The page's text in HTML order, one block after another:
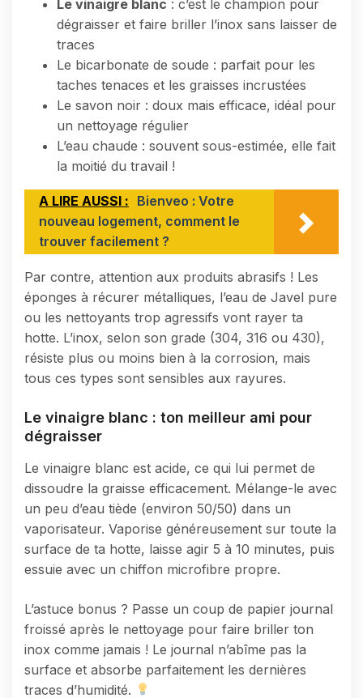
Le vinaigre blanc : c’est le champion pour
dégraisser et faire briller l’inox sans laisser de
traces
Le bicarbonate de soude : parfait pour les
taches tenaces et les graisses incrustées
Le savon noir : doux mais efficace, idéal pour
un nettoyage régulier
L’eau chaude : souvent sous-estimée, elle fait
la moitié du travail !
A LIRE AUSSI : Bienveo : Votre
nouveau logement, comment le
trouver facilement ?
Par contre, attention aux produits abrasifs ! Les
éponges à récurer métalliques, l’eau de Javel pure
ou les nettoyants trop agressifs vont rayer ta
hotte. L’inox, selon son grade (304, 316 ou 430),
résiste plus ou moins bien à la corrosion, mais
tous ces types sont sensibles aux rayures.
Le vinaigre blanc : ton meilleur ami pour
dégraisser
Le vinaigre blanc est acide, ce qui lui permet de
dissoudre la graisse efficacement. Mélange-le avec
un peu d’eau tiède (environ 50/50) dans un
vaporisateur. Vaporise généreusement sur toute la
surface de ta hotte, laisse agir 5 à 10 minutes, puis
essuie avec un chiffon microfibre propre.
L’astuce bonus ? Passe un coup de papier journal
froissé après le nettoyage pour faire briller ton
inox comme jamais ! Le journal n’abîme pas la
surface et absorbe parfaitement les dernières
traces d’humidité.